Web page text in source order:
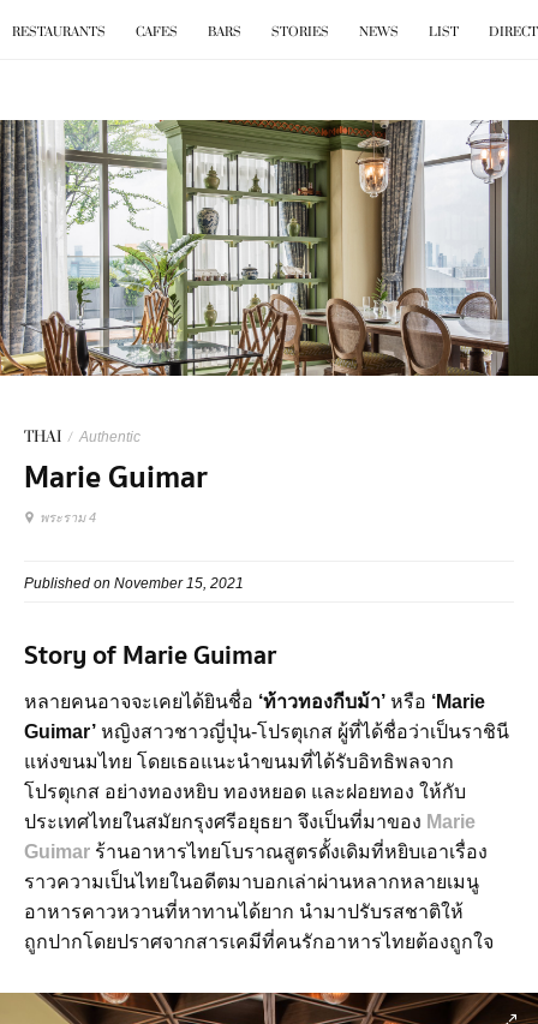
BKK .EAT
RESTAURANTS CAFES BARS STORIES NEWS LIST
THAI / Authentic
Marie Guimar
พระราม 4
Published on November 15, 2021
Story of Marie Guimar
หลายคนอาจจะเคยได้ยินชื่อ ‘ท้าวทองกีบม้า’ หรือ ‘Marie
Guimar’ หญิงสาวชาวญี่ปุ่น-โปรตุเกส ผู้ที่ได้ชื่อว่าเป็นราชินี
แห่งขนมไทย โดยเธอแนะนำขนมที่ได้รับอิทธิพลจาก
โปรตุเกส อย่างทองหยิบ ทองหยอด และฝอยทอง ให้กับ
ประเทศไทยในสมัยกรุงศรีอยุธยา จึงเป็นที่มาของ Marie
Guimar ร้านอาหารไทยโบราณสูตรดั้งเดิมที่หยิบเอาเรื่อง
ราวความเป็นไทยในอดีตมาบอกเล่าผ่านหลากหลายเมนู
อาหารคาวหวานที่หาทานได้ยาก นำมาปรับรสชาติให้
ถูกปากโดยปราศจากสารเคมีที่คนรักอาหารไทยต้องถูกใจ